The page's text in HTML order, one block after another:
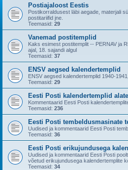
Postiajaloost Eestis
Postikorraldusest läbi aegade, materjali
postitariifid jne.
Teemasid: 29
Vanemad postitemplid
Kaks esimest postitemplit -- PERNAV ja
ajal, 18. sajandi algul
Teemasid: 37
ENSV aegsed kalendertemplid
ENSV aegsed kalendertemplid 1940-
Teemasid: 29
Eesti Posti kalendertemplid
Kommentaarid Eesti Posti
Teemasid: 236
Eesti Posti tembeldusmasinate
Uudised ja kommentaarid Eesti Posti
Teemasid: 36
Eesti Posti erikujundusega
Uudised ja kommentaarid Eesti Posti
võetud erikujundusega kalendertemplite
Teemasid: 34